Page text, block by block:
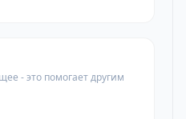
- это помогает другим